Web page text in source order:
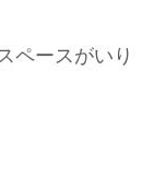
ペースがいり